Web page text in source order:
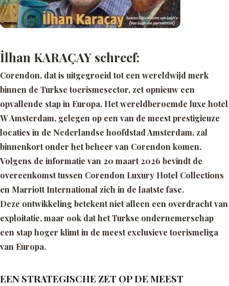
İlhan KARAÇAY schreef:
Corendon, dat is uitgegroeid tot een wereldwijd merk
binnen de Turkse toerismesector, zet opnieuw een
opvallende stap in Europa. Het wereldberoemde luxe hotel
W Amsterdam, gelegen op een van de meest prestigieuze
locaties in de Nederlandse hoofdstad Amsterdam, zal
binnenkort onder het beheer van Corendon komen.
Volgens de informatie van 20 maart 2026 bevindt de
overeenkomst tussen Corendon Luxury Hotel Collections
en Marriott International zich in de laatste fase.
Deze ontwikkeling betekent niet alleen een overdracht van
exploitatie, maar ook dat het Turkse ondernemerschap
een stap hoger klimt in de meest exclusieve toerismeliga
van Europa.
EEN STRATEGISCHE ZET OP DE MEEST